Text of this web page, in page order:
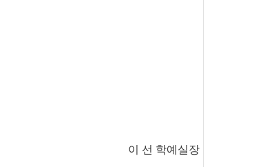
이 선 학예실장